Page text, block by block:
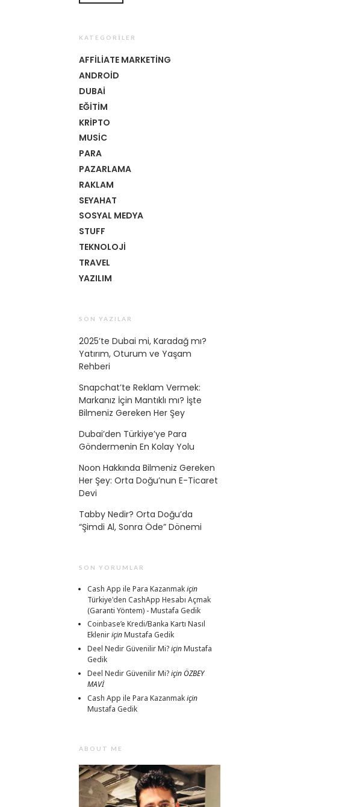
KATEGORILER
AFFILIATE MARKETING
ANDROID
DUBAI
EĞITIM
KRIPTO
MUSIC
PARA
PAZARLAMA
RAKLAM
SEYAHAT
SOSYAL MEDYA
STUFF
TEKNOLOJI
TRAVEL
YAZILIM
SON YAZILAR
2025’te Dubai mi, Karadağ mı?
Yatırım, Oturum ve Yaşam
Rehberi
Snapchat’te Reklam Vermek:
Markanız İçin Mantıklı mı? İşte
Bilmeniz Gereken Her Şey
Dubai’den Türkiye’ye Para
Göndermenin En Kolay Yolu
Noon Hakkında Bilmeniz Gereken
Her Şey: Orta Doğu’nun E-Ticaret
Devi
Tabby Nedir? Orta Doğu’da
“Şimdi Al, Sonra Öde” Dönemi
SON YORUMLAR
Cash App ile Para Kazanmakiçin
Türkiye'den CashApp Hesabı Açmak
(Garanti Yöntem) - Mustafa Gedik
Coinbase’e Kredi/Banka Kartı Nasıl
EkleniriçinMustafa Gedik
Deel Nedir Güvenilir Mi?içinMustafa
Gedik
Deel Nedir Güvenilir Mi?içinÖZBEY
MAVİ
Cash App ile Para Kazanmakiçin
Mustafa Gedik
ABOUT ME